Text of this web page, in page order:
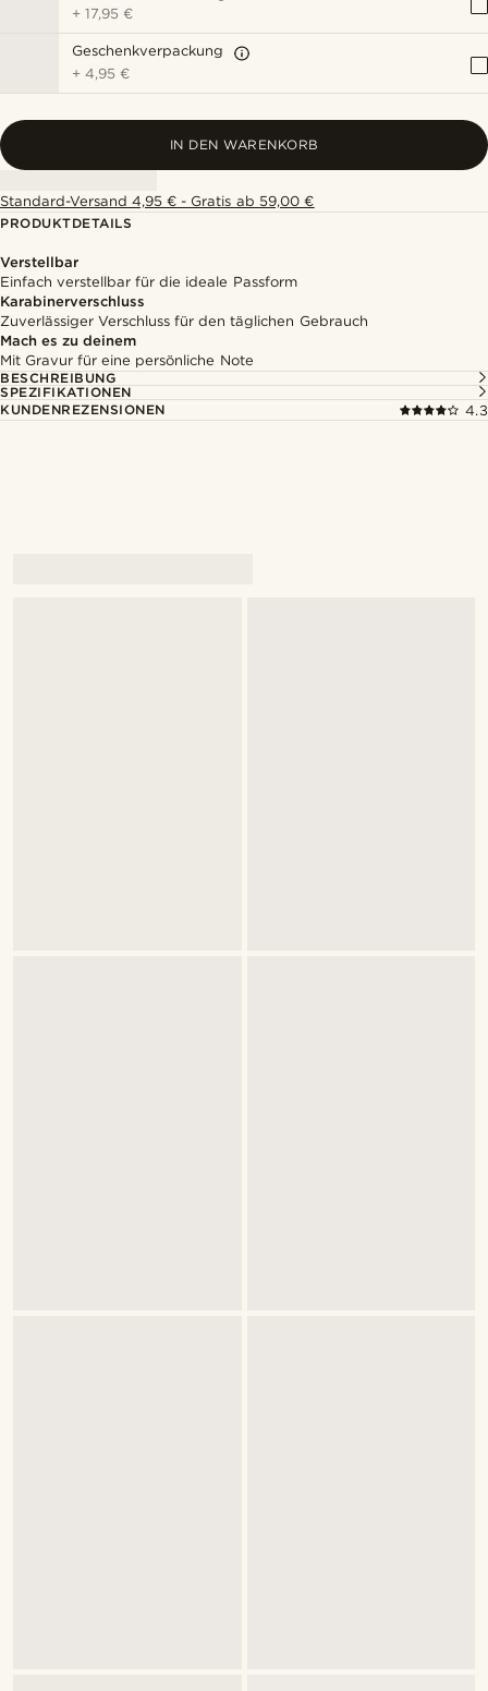
+17,95 €
Geschenkverpackung
+4,95 €
IN DEN WARENKORB
Standard-Versand 4,95 € - Gratis ab 59,00 €
PRODUKTDETAILS
Verstellbar
Einfach verstellbar für die ideale Passform
Karabinerverschluss
Zuverlässiger Verschluss für den täglichen Gebrauch
Mach es zu deinem
Mit Gravur für eine persönliche Note
BESCHREIBUNG
SPEZIFIKATIONEN
KUNDENREZENSIONEN
4.3